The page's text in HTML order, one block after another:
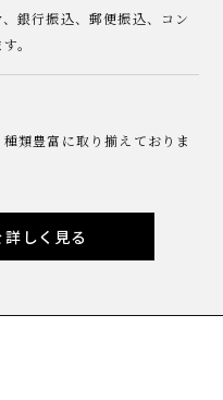
銀行振込、郵便振込、コン
。
類豊富に取り揃えておりま
しく見る